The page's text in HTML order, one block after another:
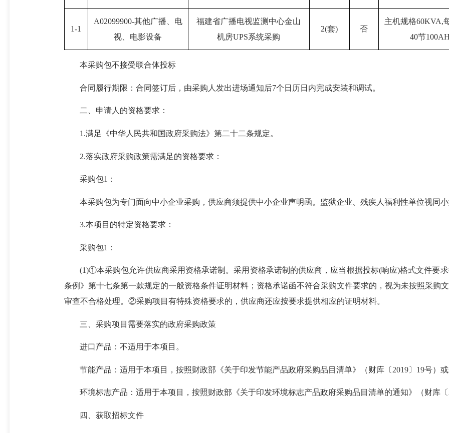
1-1
A02099900-其他广播、电
视、电影设备
福建省广播电视监测中心金山
机房UPS系统采购
2(套) 否
主机规格60KVA,
40节
本采购包不接受联合体投标
合同履行期限：合同签订后，由采购人发出进场通知后7个日历日内完成安装和调试。
二、申请人的资格要求：
1.满足《中华人民共和国政府采购法》第二十二条规定。
2.落实政府采购政策需满足的资格要求：
采购包1：
本采购包为专门面向中小企业采购，供应商须提供中小企业声明函。监狱企业、残疾人福利性单位视同小
3.本项目的特定资格要求：
采购包1：
(1)①本采购包允许供应商采用资格承诺制。采用资格承诺制的供应商，应当根据投标(响应)格式文件要
条例》第十七条第一款规定的一般资格条件证明材料；资格承诺函不符合采购文件要求的，视为未按照采购
审查不合格处理。②采购项目有特殊资格要求的，供应商还应按要求提供相应的证明材料。
三、采购项目需要落实的政府采购政策
进口产品：不适用于本项目。
节能产品：适用于本项目，按照财政部《关于印发节能产品政府采购品目清单》（财库〔2019〕19号）
环境标志产品：适用于本项目，按照财政部《关于印发环境标志产品政府采购品目清单的通知》（财库〔
四、获取招标文件